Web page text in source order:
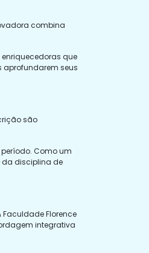
combina
que
aprofundarem seus
são
Como um
da disciplina de
Florence
integrativa